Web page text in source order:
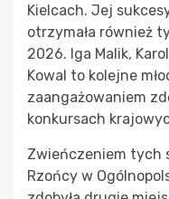
Kielcach. Jej
otrzymała również
2026. Iga Malik,
Kowal to kolejne
zaangażowaniem
konkursach
Zwieńczeniem tych
Rzońcy w